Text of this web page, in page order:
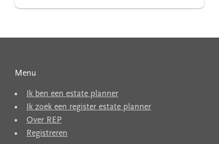
Menu
Ik ben een estate planner
Ik zoek een register estate planner
Over REP
Registreren